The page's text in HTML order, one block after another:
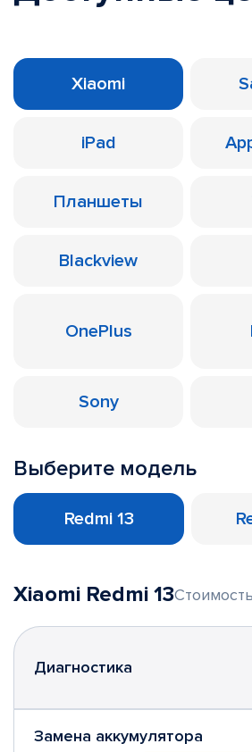
Xiaomi
iPad
Планшеты
Blackview
OnePlus
Sony
Выберите модель
Redmi 13
Xiaomi Redmi 13
Диагностика
Замена аккумулятора